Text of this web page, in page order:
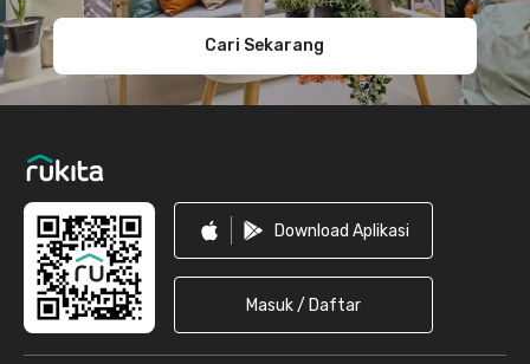
Cari Sekarang
Download Aplikasi
Masuk / Daftar